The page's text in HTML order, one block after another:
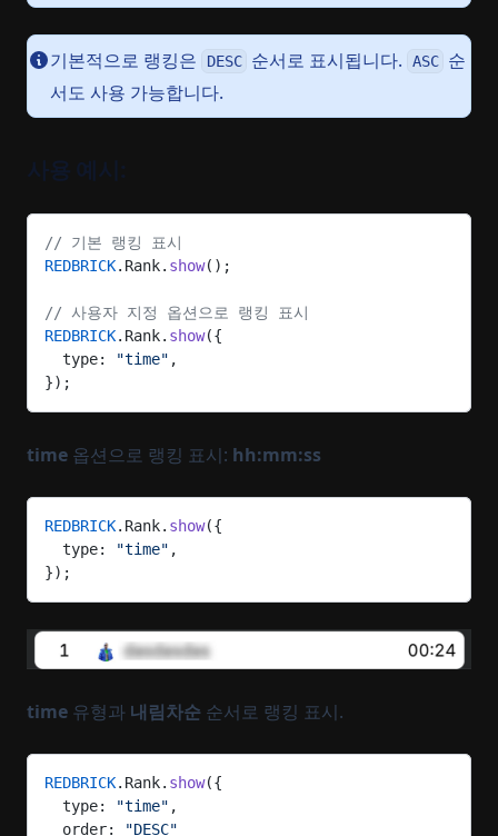
기본적으로 랭킹은 DESC 순서로 표시됩니다. ASC 순
서도 사용 가능합니다.
사용 예시:
// 기본 랭킹 표시
REDBRICK.Rank. show();
// 사용자 지정 옵션으로 랭킹 표시
REDBRICK.Rank. show({
  type:
"time" ,
});
time 옵션으로 랭킹 표시: hh:mm:ss
REDBRICK.Rank. show({
  type:
"time" ,
});
time 유형과 내림차순 순서로 랭킹 표시.
REDBRICK.Rank. show({
  type:
"time" ,
  order:
"DESC"